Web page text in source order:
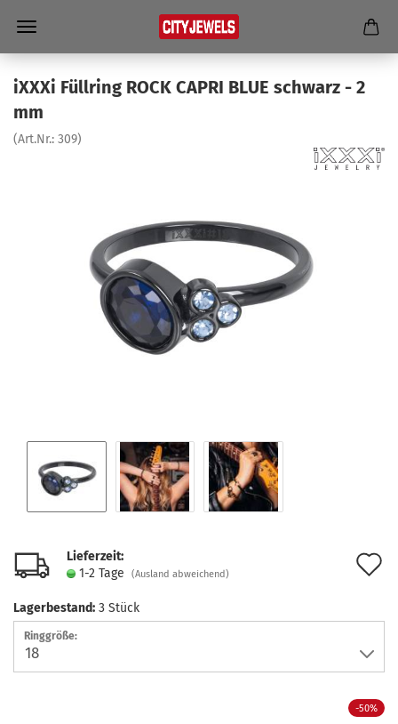
iXXXi Füll­ring ROCK CAPRI BLUE schwarz - 2
mm
(Art.Nr.: 309)
Lieferzeit:
1-2 Tage
(Ausland abweichend)
Lagerbestand: 3 Stück
Ringgröße:
-50%